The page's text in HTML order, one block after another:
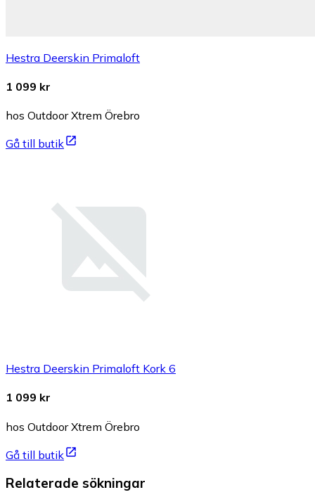
Hestra Deerskin Primaloft
1 099 kr
hos Outdoor Xtrem Örebro
Gå till butik
Hestra Deerskin Primaloft Kork 6
1 099 kr
hos Outdoor Xtrem Örebro
Gå till butik
Relaterade sökningar